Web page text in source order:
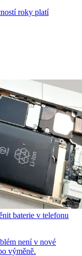
roky platí
baterie v telefonu
není v nové
výměně.